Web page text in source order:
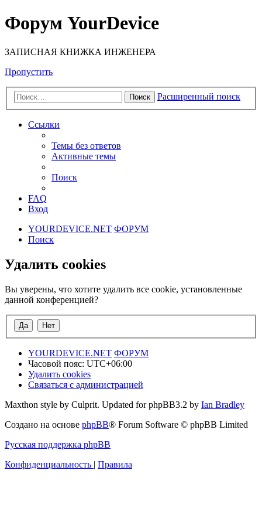
Форум YourDevice
ЗАПИСНАЯ КНИЖКА ИНЖЕНЕРА
Пропустить
Поиск Расширенный поиск
Ссылки
Темы без ответов
Активные темы
Поиск
FAQ
Вход
YOURDEVICE.NET ФОРУМ
Поиск
Удалить cookies
Вы уверены, что хотите удалить все cookie, установленные
данной конференцией?
YOURDEVICE.NET ФОРУМ
Часовой пояс: UTC+06:00
Удалить cookies
Связаться с администрацией
Maxthon style by Culprit. Updated for phpBB3.2 by Ian Bradley
Создано на основе phpBB® Forum Software © phpBB Limited
Русская поддержка phpBB
Конфиденциальность | Правила